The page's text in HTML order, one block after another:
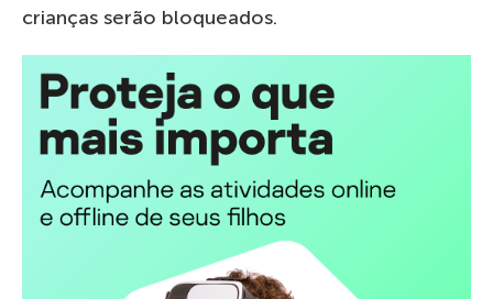
crianças serão bloqueados.